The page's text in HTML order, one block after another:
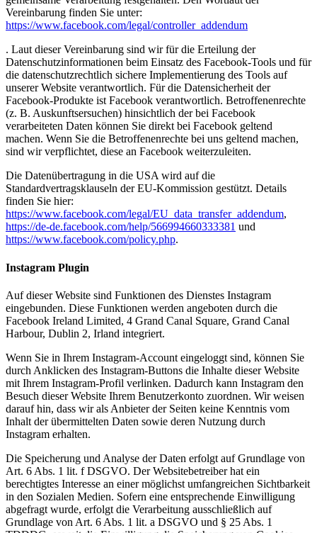
Vereinbarung finden Sie unter:
https://www.facebook.com/legal/controller_addendum
. Laut dieser Vereinbarung sind wir für die Erteilung der
Datenschutzinformationen beim Einsatz des Facebook-Tools und für
die datenschutzrechtlich sichere Implementierung des Tools auf
unserer Website verantwortlich. Für die Datensicherheit der
Facebook-Produkte ist Facebook verantwortlich. Betroffenenrechte
(z. B. Auskunftsersuchen) hinsichtlich der bei Facebook
verarbeiteten Daten können Sie direkt bei Facebook geltend
machen. Wenn Sie die Betroffenenrechte bei uns geltend machen,
sind wir verpflichtet, diese an Facebook weiterzuleiten.
Die Datenübertragung in die USA wird auf die
Standardvertragsklauseln der EU-Kommission gestützt. Details
finden Sie hier:
https://www.facebook.com/legal/EU_data_transfer_addendum,
https://de-de.facebook.com/help/566994660333381 und
https://www.facebook.com/policy.php.
Instagram Plugin
Auf dieser Website sind Funktionen des Dienstes Instagram
eingebunden. Diese Funktionen werden angeboten durch die
Facebook Ireland Limited, 4 Grand Canal Square, Grand Canal
Harbour, Dublin 2, Irland integriert.
Wenn Sie in Ihrem Instagram-Account eingeloggt sind, können Sie
durch Anklicken des Instagram-Buttons die Inhalte dieser Website
mit Ihrem Instagram-Profil verlinken. Dadurch kann Instagram den
Besuch dieser Website Ihrem Benutzerkonto zuordnen. Wir weisen
darauf hin, dass wir als Anbieter der Seiten keine Kenntnis vom
Inhalt der übermittelten Daten sowie deren Nutzung durch
Instagram erhalten.
Die Speicherung und Analyse der Daten erfolgt auf Grundlage von
Art. 6 Abs. 1 lit. f DSGVO. Der Websitebetreiber hat ein
berechtigtes Interesse an einer möglichst umfangreichen Sichtbarkeit
in den Sozialen Medien. Sofern eine entsprechende Einwilligung
abgefragt wurde, erfolgt die Verarbeitung ausschließlich auf
Grundlage von Art. 6 Abs. 1 lit. a DSGVO und § 25 Abs. 1